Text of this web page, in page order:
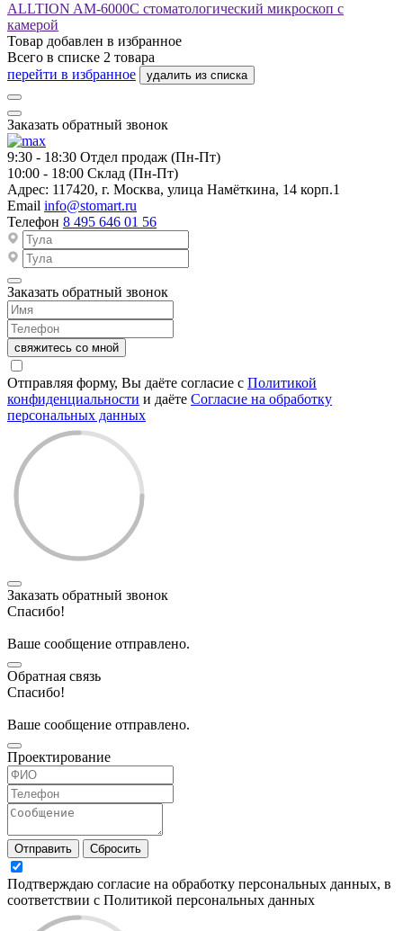
ALLTION AM-6000C стоматологический микроскоп с
камерой
Товар добавлен в избранное
Всего в списке 2 товара
перейти в избранное
удалить из списка
Заказать обратный звонок
9:30 - 18:30 Отдел продаж (Пн-Пт)
10:00 - 18:00 Склад (Пн-Пт)
Адрес: 117420, г. Москва, улица Намёткина, 14 корп.1
Email info@stomart.ru
Телефон 8 495 646 01 56
Заказать обратный звонок
свяжитесь со мной
Отправляя форму, Вы даёте согласие с Политикой
конфиденциальности и даёте Согласие на обработку
персональных данных
Заказать обратный звонок
Спасибо!
Ваше сообщение отправлено.
Обратная связь
Спасибо!
Ваше сообщение отправлено.
Проектирование
Отправить Сбросить
Подтверждаю согласие на обработку персональных данных, в
соответствии с Политикой персональных данных